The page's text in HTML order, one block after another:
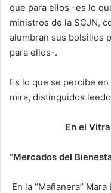
que para ellos -es lo
ministros de la SCJN,
alumbran sus bolsillos
para ellos-.
Es lo que se percibe
mira, distinguidos
En el
“Mercados del
En la “Mañanera”